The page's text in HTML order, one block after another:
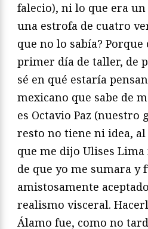
falecio), ni lo que era
una estrofa de cuatro
que no lo sabía?
primer día de taller, de
sé en qué estaría
mexicano que sabe de
es Octavio Paz (nuestro
resto no tiene ni idea,
que me dijo Ulises
de que yo me sumara y
amistosamente
realismo visceral.
Álamo fue, como no